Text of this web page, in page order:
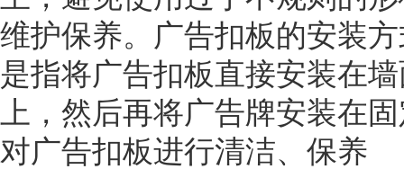
维护保养。广告扣板的安装
是指将广告扣板直接安装在
上，然后再将广告牌安装在
对广告扣板进行清洁、保养